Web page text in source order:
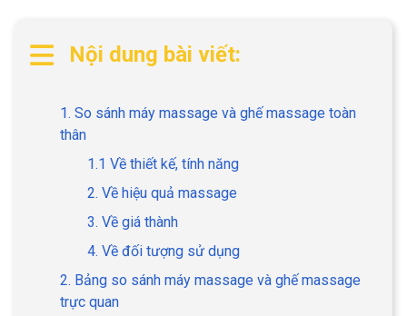
Nội dung bài viết:
1. So sánh máy massage và ghế massage toàn
thân
1.1 Về thiết kế, tính năng
2. Về hiệu quả massage
3. Về giá thành
4. Về đối tượng sử dụng
2. Bảng so sánh máy massage và ghế massage
trực quan